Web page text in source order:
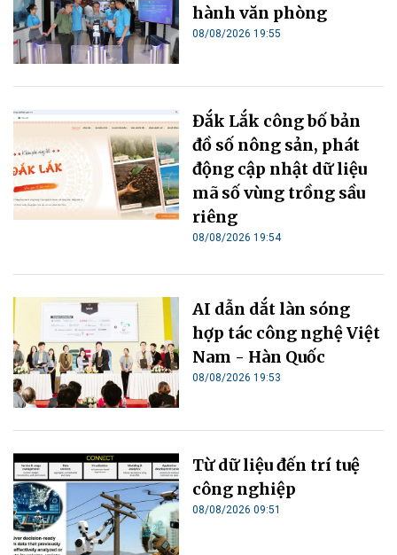
hành văn phòng
08/08/2026 19:55
Đắk Lắk công bố bản
đồ số nông sản, phát
động cập nhật dữ liệu
mã số vùng trồng sầu
riêng
08/08/2026 19:54
AI dẫn dắt làn sóng
hợp tác công nghệ Việt
Nam - Hàn Quốc
08/08/2026 19:53
Từ dữ liệu đến trí tuệ
công nghiệp
08/08/2026 09:51